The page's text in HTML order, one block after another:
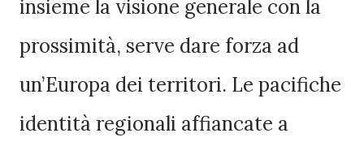
insieme la visione generale con la
prossimità, serve dare forza ad
un’Europa dei territori. Le pacifiche
identità regionali affiancate a